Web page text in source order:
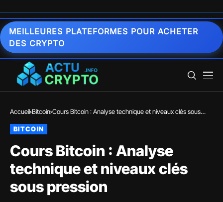
MEILLEURES PLATEFORMES POUR ACHETER
DES CRYPTO
Accueil Bitcoin Cours Bitcoin : Analyse technique et niveaux clés sous
BITCOIN
Cours Bitcoin : Analyse
technique et niveaux clés
sous pression